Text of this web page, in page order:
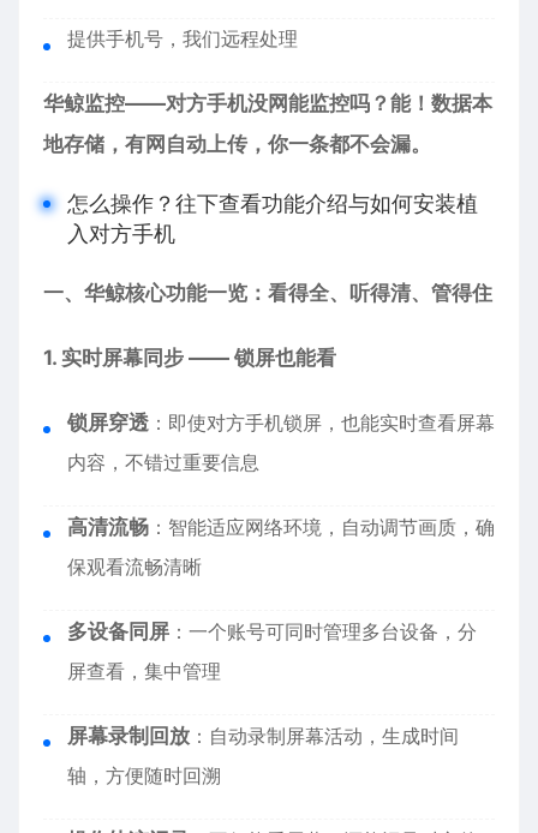
提供手机号，我们远程处理
华鲸监控——对方手机没网能监控吗？能！数据本
地存储，有网自动上传，你一条都不会漏。
怎么操作？往下查看功能介绍与如何安装植
入对方手机
一、华鲸核心功能一览：看得全、听得清、管得住
1. 实时屏幕同步 —— 锁屏也能看
锁屏穿透 ：即使对方手机锁屏，也能实时查看屏幕
内容，不错过重要信息
高清流畅 ：智能适应网络环境，自动调节画质，确
保观看流畅清晰
多设备同屏 ：一个账号可同时管理多台设备，分
屏查看，集中管理
屏幕录制回放 ：自动录制屏幕活动，生成时间
轴，方便随时回溯